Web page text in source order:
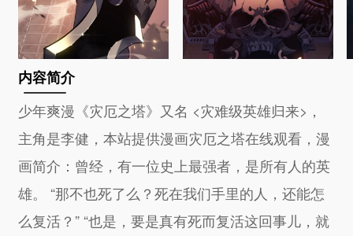
内容简介
少年爽漫《灾厄之塔》又名 <灾难级英雄归来>，
主角是李健，本站提供漫画灾厄之塔在线观看，漫
画简介：曾经，有一位史上最强者，是所有人的英
雄。 “那不也死了么？死在我们手里的人，还能怎
么复活？” “也是，要是真有死而复活这回事儿，就